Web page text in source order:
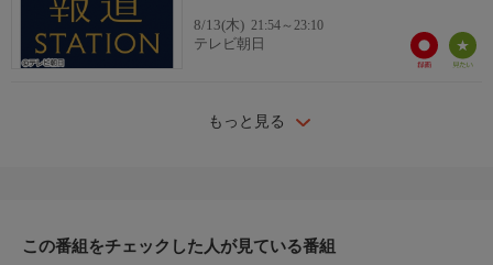
8/13(木) 21:54～23:10
テレビ朝日
もっと見る
この番組をチェックした人が見ている番組